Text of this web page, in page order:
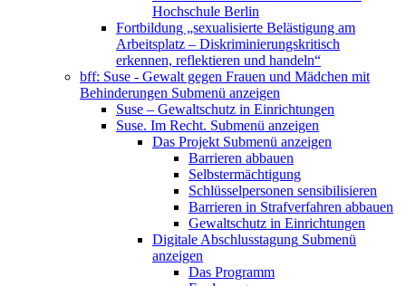
Hochschule Berlin
Fortbildung „sexualisierte Belästigung am
Arbeitsplatz – Diskriminierungskritisch
erkennen, reflektieren und handeln“
bff: Suse - Gewalt gegen Frauen und Mädchen mit
Behinderungen Submenü anzeigen
Suse – Gewaltschutz in Einrichtungen
Suse. Im Recht. Submenü anzeigen
Das Projekt Submenü anzeigen
Barrieren abbauen
Selbstermächtigung
Schlüsselpersonen sensibilisieren
Barrieren in Strafverfahren abbauen
Gewaltschutz in Einrichtungen
Digitale Abschlusstagung Submenü
anzeigen
Das Programm